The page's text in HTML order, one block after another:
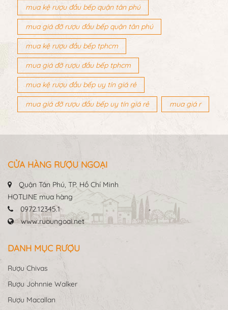
mua kệ rượu đầu bếp quận tân phú
mua giá đỡ rượu đầu bếp quận tân phú
mua kệ rượu đầu bếp tphcm
mua giá đỡ rượu đầu bếp tphcm
mua kệ rượu đầu bếp uy tín giá rẻ
mua giá đỡ rượu đầu bếp uy tín giá rẻ mua giá r
CỬA HÀNG RƯỢU NGOẠI
Quận Tân Phú, TP. Hồ Chí Minh
HOTLINE mua hàng
0972.12345.1
www.ruoungoai.net
DANH MỤC RƯỢU
Rượu Chivas
Rượu Johnnie Walker
Rượu Macallan